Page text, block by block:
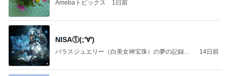
Amebaトピックス 1日前
NISA①(;'∀')
パラスジュエリー（白美女神宝珠）の夢の記録
14日前